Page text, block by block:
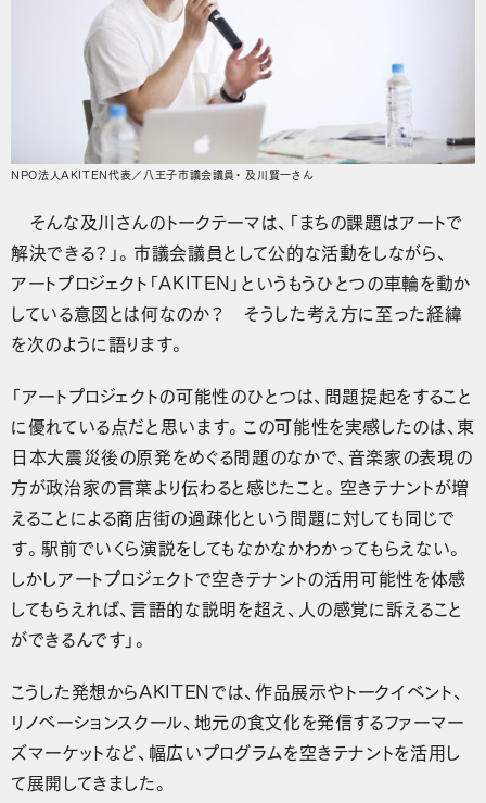
NPO法人AKITEN代表／八王子市議会議員・ 及川賢一さん
そんな及川さんのトークテーマは、「まちの課題はアートで
解決できる？」。市議会議員として公的な活動をしながら、
アートプロジェクト「AKITEN」というもうひとつの車輪を動か
している意図とは何なのか？ そうした考え方に至った経緯
を次のように語ります。
「アートプロジェクトの可能性のひとつは、問題提起をすること
に優れている点だと思います。この可能性を実感したのは、東
日本大震災後の原発をめぐる問題のなかで、音楽家の表現の
方が政治家の言葉より伝わると感じたこと。空きテナントが増
えることによる商店街の過疎化という問題に対しても同じで
す。駅前でいくら演説をしてもなかなかわかってもらえない。
しかしアートプロジェクトで空きテナントの活用可能性を体感
してもらえれば、言語的な説明を超え、人の感覚に訴えること
ができるんです」。
こうした発想からAKITENでは、作品展示やトークイベント、
リノベーションスクール、地元の食文化を発信するファーマー
ズマーケットなど、幅広いプログラムを空きテナントを活用し
て展開してきました。